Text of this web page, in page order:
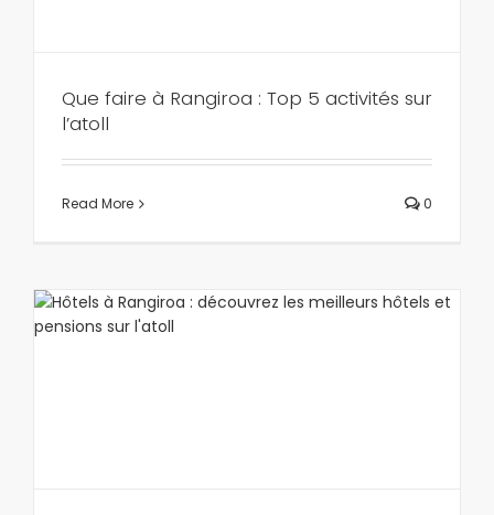
Que faire à Rangiroa : Top 5 activités sur
l’atoll
Read More 0